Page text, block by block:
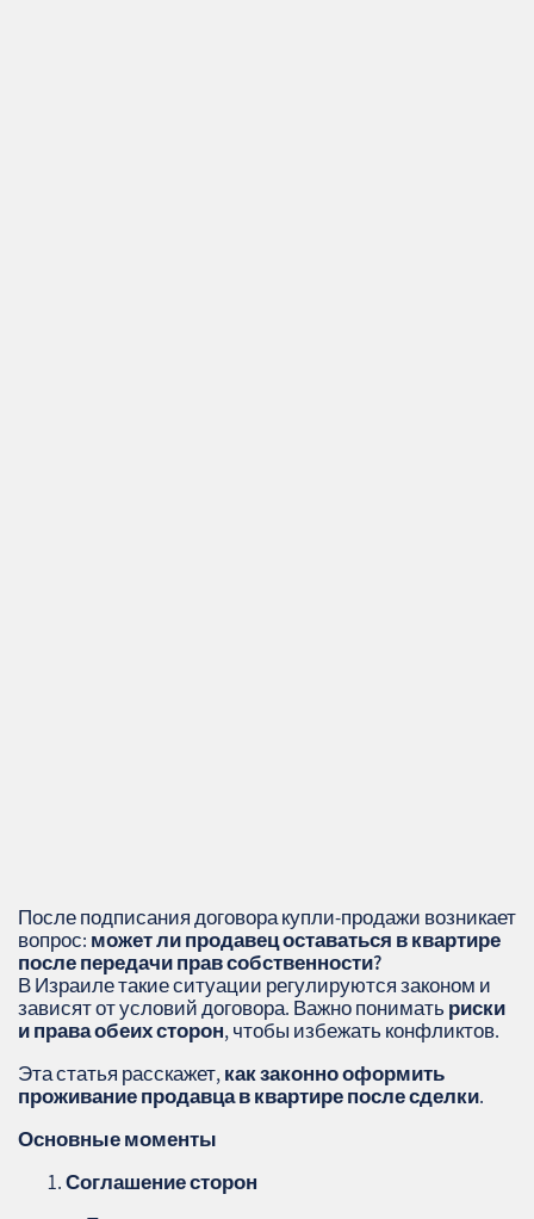
После подписания договора купли-продажи возникает
вопрос: может ли продавец оставаться в квартире
после передачи прав собственности?
В Израиле такие ситуации регулируются законом и
зависят от условий договора. Важно понимать риски
и права обеих сторон, чтобы избежать конфликтов.
Эта статья расскажет,как законно оформить
проживание продавца в квартире после сделки.
Основные моменты
Соглашение сторон